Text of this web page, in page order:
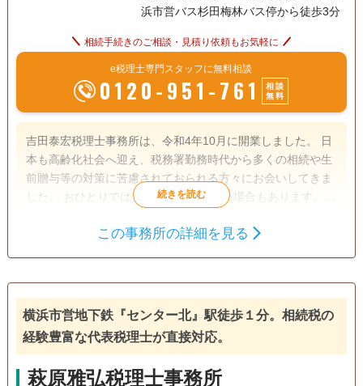
浜市営バス杉田梅林バス停から徒歩3分
相続手続きのご相談・見積り依頼もお気軽に
e税理士専門スタッフに無料相談
0120-951-761
相談
無料
吉田泰宏税理士事務所は、令和4年10月に開業しました。 日
本も高齢化社会へ迎え、税務署勤務時代から多くの相続や生
前贈与等の対策に苦慮されておられる方々にお会いしてきま
した。 おひとりでは、中々解決が難しい場合もあります。
います。 お気軽に、ご連絡ください。
相続税申告
土日相談可 初回相談無料 18時以降相談可 事務所面談可
この事務所の詳細を見る
横浜市営地下鉄『センター北』駅徒歩１分。相続税の
経験豊富な代表税理士が直接対応。
萩原雅弘税理士事務所